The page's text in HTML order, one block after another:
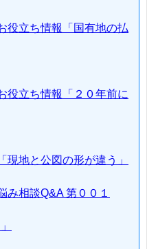
役立ち情報「国有地の払
役立ち情報「２０年前に
現地と公図の形が違う」
み相談Q&A 第００１